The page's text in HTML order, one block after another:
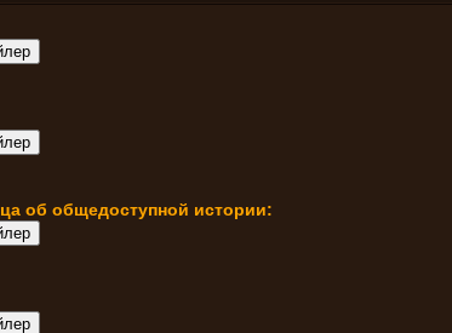
об общедоступной истории: